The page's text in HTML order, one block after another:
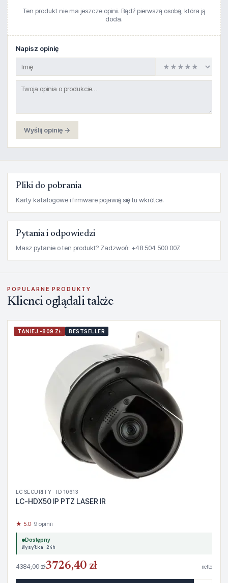
Ten produkt nie ma jeszcze opinii. Bądź pierwszą osobą, która ją
doda.
Napisz opinię
Wyślij opinię →
Pliki do pobrania
Karty katalogowe i firmware pojawią się tu wkrótce.
Pytania i odpowiedzi
Masz pytanie o ten produkt? Zadzwoń: +48 504 500 007.
POPULARNE PRODUKTY
Klienci oglądali także
TANIEJ -809 ZŁ BESTSELLER
LC SECURITY · ID 10613
LC-HDX50 IP PTZ LASER IR
★ 5.0· 9 opinii
Dostępny
Wysyłka 24h
4384,00 zł3726,40 zł netto